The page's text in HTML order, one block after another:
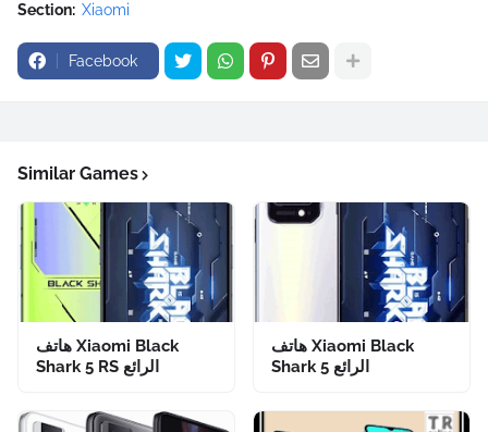
Section: Xiaomi
Facebook
Similar Games
هاتف Xiaomi Black
Shark 5 RS الرائع
هاتف Xiaomi Black
Shark 5 الرائع